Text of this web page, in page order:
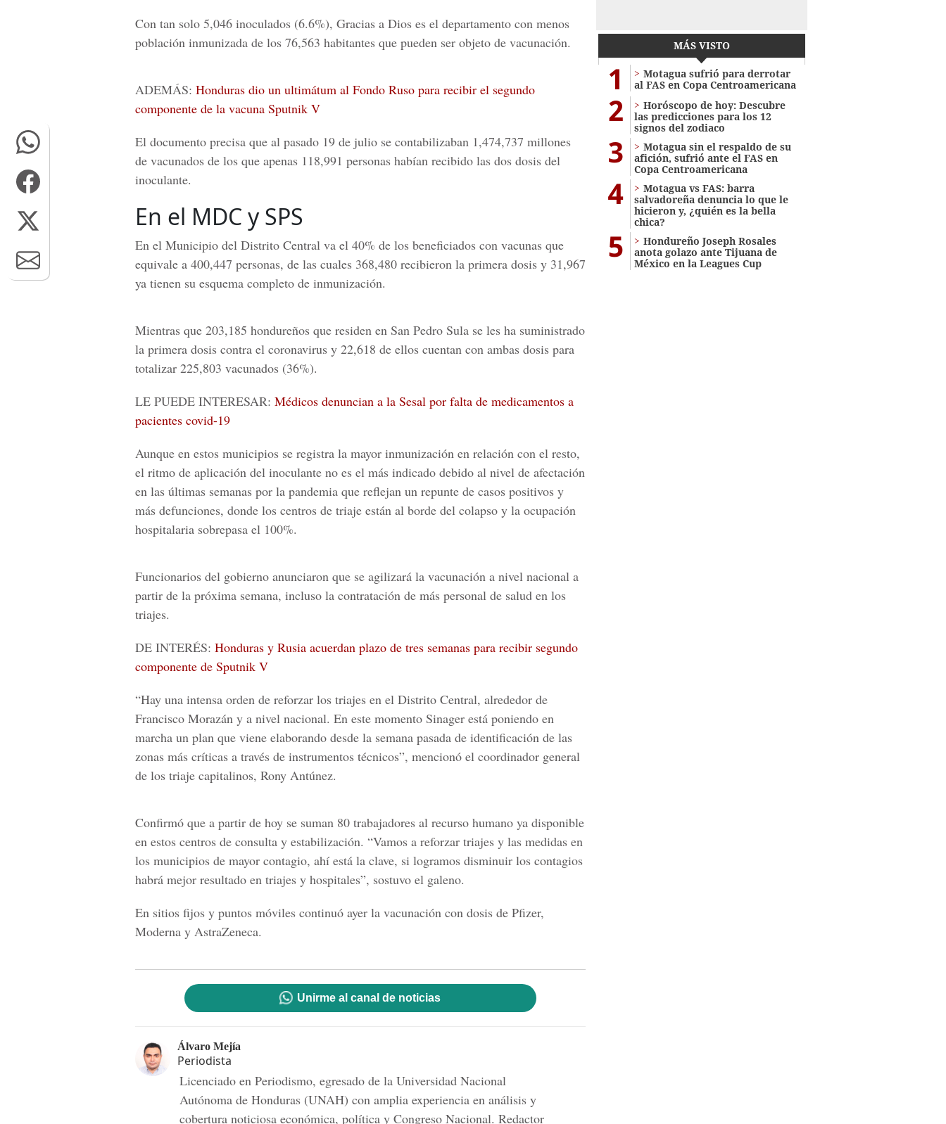
Con tan solo 5,046 inoculados (6.6%), Gracias a Dios es el departamento con menos
población inmunizada de los 76,563 habitantes que pueden ser objeto de vacunación.
ADEMÁS: Honduras dio un ultimátum al Fondo Ruso para recibir el segundo
componente de la vacuna Sputnik V
El documento precisa que al pasado 19 de julio se contabilizaban 1,474,737 millones
de vacunados de los que apenas 118,991 personas habían recibido las dos dosis del
inoculante.
En el MDC y SPS
En el Municipio del Distrito Central va el 40% de los beneficiados con vacunas que
equivale a 400,447 personas, de las cuales 368,480 recibieron la primera dosis y 31,967
ya tienen su esquema completo de inmunización.
Mientras que 203,185 hondureños que residen en San Pedro Sula se les ha suministrado
la primera dosis contra el coronavirus y 22,618 de ellos cuentan con ambas dosis para
totalizar 225,803 vacunados (36%).
LE PUEDE INTERESAR: Médicos denuncian a la Sesal por falta de medicamentos a
pacientes covid-19
Aunque en estos municipios se registra la mayor inmunización en relación con el resto,
el ritmo de aplicación del inoculante no es el más indicado debido al nivel de afectación
en las últimas semanas por la pandemia que reflejan un repunte de casos positivos y
más defunciones, donde los centros de triaje están al borde del colapso y la ocupación
hospitalaria sobrepasa el 100%.
Funcionarios del gobierno anunciaron que se agilizará la vacunación a nivel nacional a
partir de la próxima semana, incluso la contratación de más personal de salud en los
triajes.
DE INTERÉS: Honduras y Rusia acuerdan plazo de tres semanas para recibir segundo
componente de Sputnik V
“Hay una intensa orden de reforzar los triajes en el Distrito Central, alrededor de
Francisco Morazán y a nivel nacional. En este momento Sinager está poniendo en
marcha un plan que viene elaborando desde la semana pasada de identificación de las
zonas más críticas a través de instrumentos técnicos”, mencionó el coordinador general
de los triaje capitalinos, Rony Antúnez.
Confirmó que a partir de hoy se suman 80 trabajadores al recurso humano ya disponible
en estos centros de consulta y estabilización. “Vamos a reforzar triajes y las medidas en
los municipios de mayor contagio, ahí está la clave, si logramos disminuir los contagios
habrá mejor resultado en triajes y hospitales”, sostuvo el galeno.
En sitios fijos y puntos móviles continuó ayer la vacunación con dosis de Pfizer,
Moderna y AstraZeneca.
Unirme al canal de noticias
Álvaro Mejía
Periodista
Licenciado en Periodismo, egresado de la Universidad Nacional
Autónoma de Honduras (UNAH) con amplia experiencia en análisis y
cobertura noticiosa económica, política y Congreso Nacional. Redactor
MÁS VISTO
1
Motagua sufrió para derrotar
al FAS en Copa Centroamericana
2
Horóscopo de hoy: Descubre
las predicciones para los 12
signos del zodiaco
3
Motagua sin el respaldo de su
afición, sufrió ante el FAS en
Copa Centroamericana
4
Motagua vs FAS: barra
salvadoreña denuncia lo que le
hicieron y, ¿quién es la bella
chica?
5
Hondureño Joseph Rosales
anota golazo ante Tijuana de
México en la Leagues Cup